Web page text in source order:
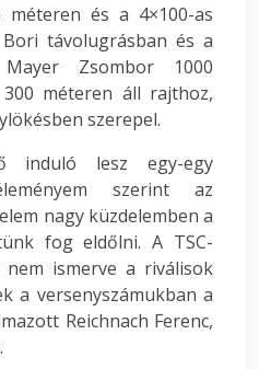
és a 4×100-as
távolugrásban és a
Zsombor 1000
méteren áll rajthoz,
szerepel.
induló lesz egy-egy
szerint az
nagy küzdelemben a
fog eldőlni. A TSC-
nem ismerve a riválisok
a versenyszámukban a
Reichnach Ferenc,